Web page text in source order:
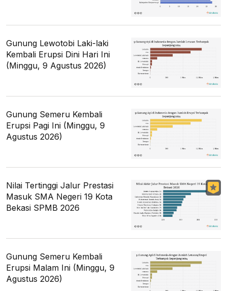
Gunung Lewotobi Laki-laki
Kembali Erupsi Dini Hari Ini
(Minggu, 9 Agustus 2026)
Gunung Semeru Kembali
Erupsi Pagi Ini (Minggu, 9
Agustus 2026)
Nilai Tertinggi Jalur Prestasi
Masuk SMA Negeri 19 Kota
Bekasi SPMB 2026
Gunung Semeru Kembali
Erupsi Malam Ini (Minggu, 9
Agustus 2026)